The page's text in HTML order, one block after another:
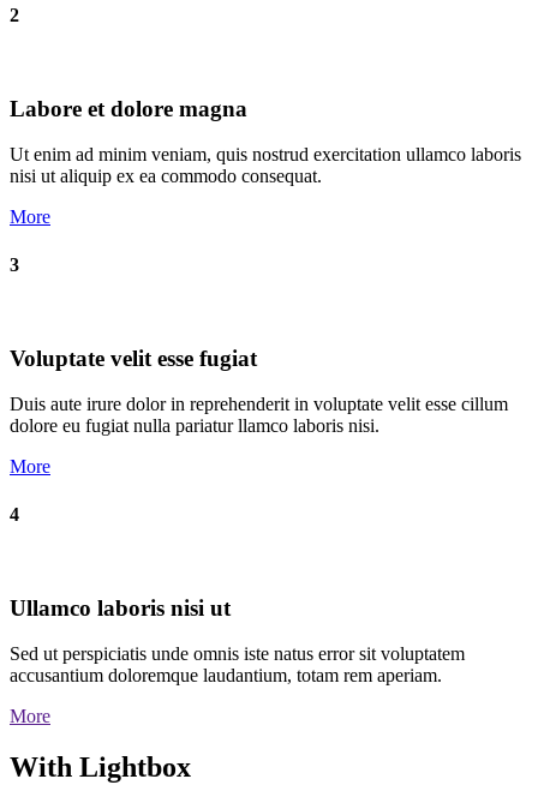
2
Labore et dolore magna
Ut enim ad minim veniam, quis nostrud exercitation ullamco laboris
nisi ut aliquip ex ea commodo consequat.
More
3
Voluptate velit esse fugiat
Duis aute irure dolor in reprehenderit in voluptate velit esse cillum
dolore eu fugiat nulla pariatur llamco laboris nisi.
More
4
Ullamco laboris nisi ut
Sed ut perspiciatis unde omnis iste natus error sit voluptatem
accusantium doloremque laudantium, totam rem aperiam.
More
With Lightbox